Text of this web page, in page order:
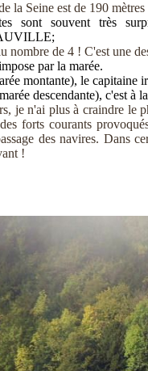
la Seine est de 190
sont souvent très
nombre de 4 ! C'est une
parla marée.
montante), le capitaine
descendante), c'est à
je n'ai plus à craindre le
forts courants
des navires. Dans
!